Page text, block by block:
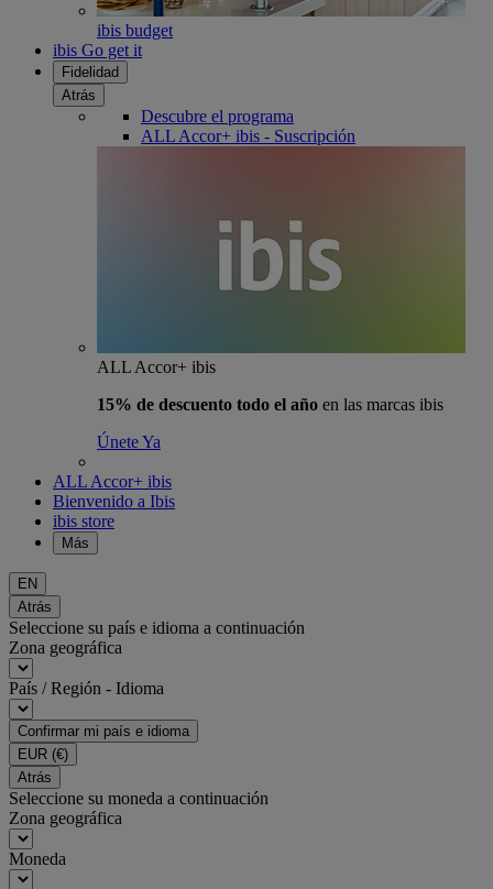
ibis budget
ibis Go get it
Fidelidad
Atrás
Descubre el programa
ALL Accor+ ibis - Suscripción
ALL Accor+ ibis
15% de descuento todo el año en las marcas ibis
Únete Ya
ALL Accor+ ibis
Bienvenido a Ibis
ibis store
Más
EN
Atrás
Seleccione su país e idioma a continuación
Zona geográfica
País / Región - Idioma
Confirmar mi país e idioma
EUR (€)
Atrás
Seleccione su moneda a continuación
Zona geográfica
Moneda